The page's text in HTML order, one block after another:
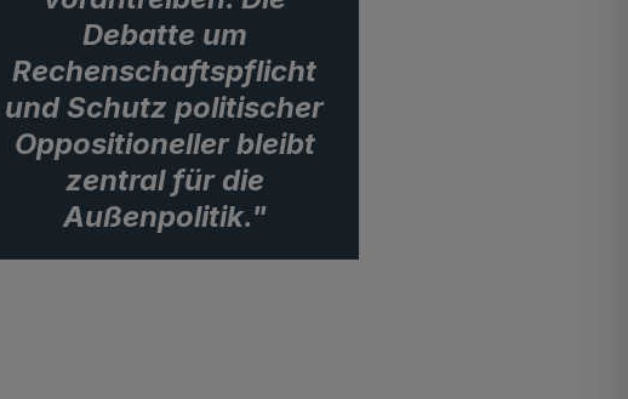
Debatte um
Rechenschaftspflicht
und Schutz politischer
Oppositioneller bleibt
zentral für die
Außenpolitik."